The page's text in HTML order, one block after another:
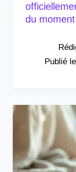
du moment